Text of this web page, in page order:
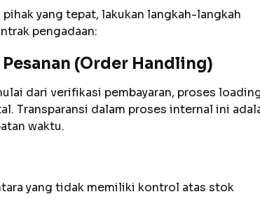
yang tepat, lakukan langkah-langkah
pengadaan:
(Order Handling)
dari verifikasi pembayaran, proses
Transparansi dalam proses internal ini
waktu.
yang tidak memiliki kontrol atas stok